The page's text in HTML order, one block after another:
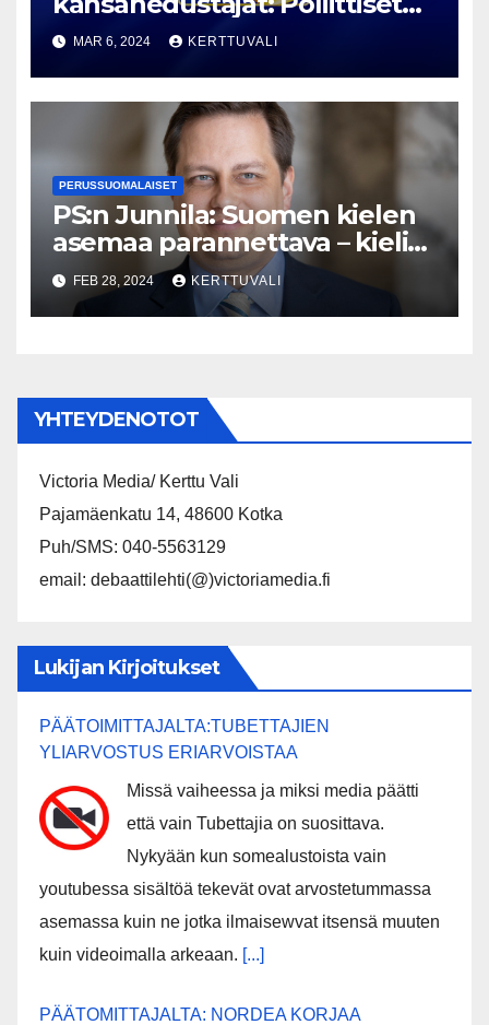
lakot on saatava kuriin!
MAR 6, 2024 KERTTUVALI
PERUSSUOMALAISET
PS:n Junnila: Suomen kielen
asemaa parannettava – kieli
yhdistää polarisoituneessa
yhteiskunnassa
FEB 28, 2024 KERTTUVALI
YHTEYDENOTOT
Victoria Media/ Kerttu Vali
Pajamäenkatu 14, 48600 Kotka
Puh/SMS: 040-5563129
email: debaattilehti(@)victoriamedia.fi
Lukijan Kirjoitukset
PÄÄTOIMITTAJALTA:TUBETTAJIEN
YLIARVOSTUS ERIARVOISTAA
Missä vaiheessa ja miksi media päätti
että vain Tubettajia on suosittava.
Nykyään kun somealustoista vain
youtubessa sisältöä tekevät ovat arvostetummassa
asemassa kuin ne jotka ilmaisewvat itsensä muuten
kuin videoimalla arkeaan. [...]
PÄÄTOMITTAJALTA: NORDEA KORJAA